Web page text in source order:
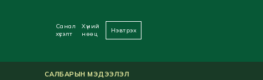
Санал
хүсэлт
Хүний
нөөц
Нэвтрэх
САЛБАРЫН МЭДЭЭЛЭЛ